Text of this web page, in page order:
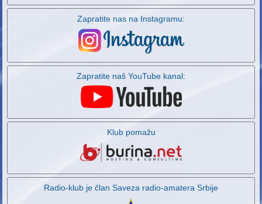
Zapratite nas na Instagramu:
Zapratite naš YouTube kanal:
Klub pomažu
Radio-klub je član Saveza radio-amatera Srbije